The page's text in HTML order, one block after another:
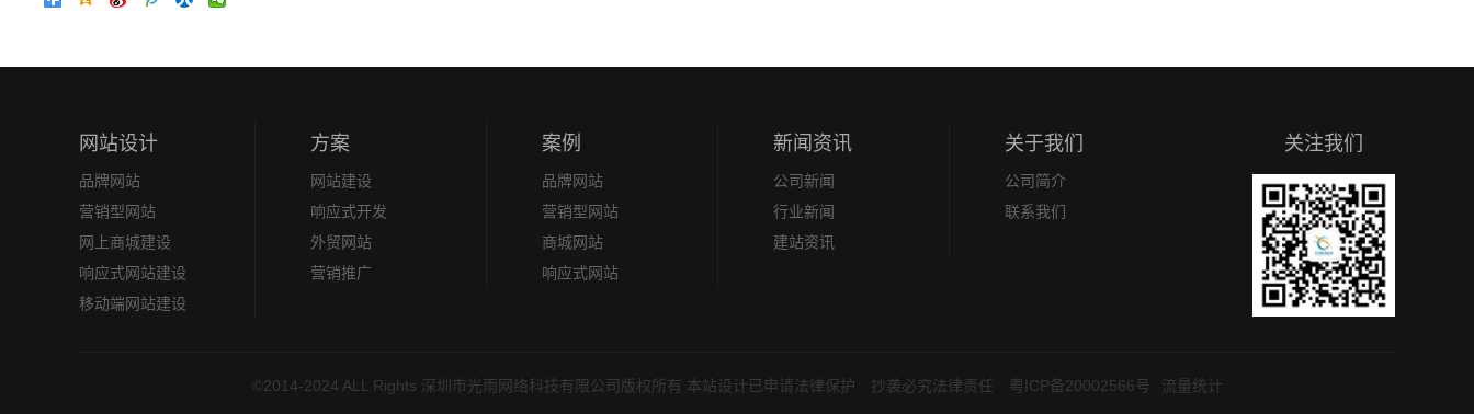
网站设计
品牌网站
营销型网站
网上商城建设
响应式网站建设
移动端网站建设
方案
网站建设
响应式开发
外贸网站
营销推广
案例
品牌网站
营销型网站
商城网站
响应式网站
新闻资讯
公司新闻
行业新闻
建站资讯
关于我们
公司简介
联系我们
关注我们
©2014-2024 ALL Rights 深圳市光雨网络科技有限公司版权所有 本站设计已申请法律保护 抄袭必究法律责任 粤ICP备20002566号 流量统计